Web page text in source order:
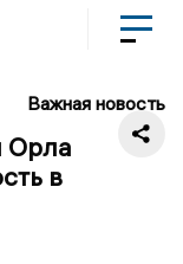
Важная новость
Орла
в